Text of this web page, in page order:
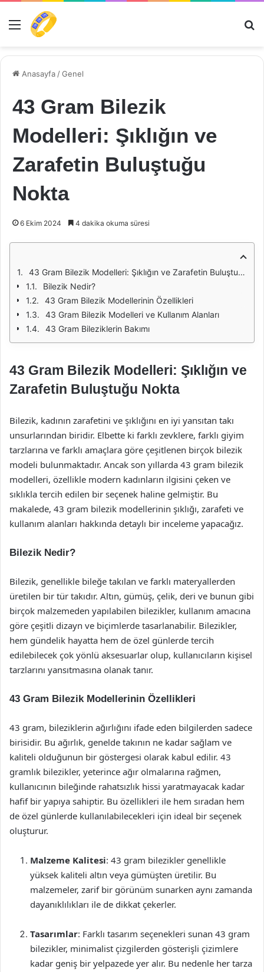
Menü
Anasayfa /Genel
43 Gram Bilezik
Modelleri: Şıklığın ve
Zarafetin Buluştuğu
Nokta
6 Ekim 2024 4 dakika okuma süresi
43 Gram Bilezik Modelleri: Şıklığın ve Zarafetin Buluştuğu Nokta
Bilezik Nedir?
43 Gram Bilezik Modellerinin Özellikleri
43 Gram Bilezik Modelleri ve Kullanım Alanları
43 Gram Bileziklerin Bakımı
43 Gram Bilezik Modelleri: Şıklığın ve
Zarafetin Buluştuğu Nokta
Bilezik, kadının zarafetini ve şıklığını en iyi yansıtan takı
unsurlarından biridir. Elbette ki farklı zevklere, farklı giyim
tarzlarına ve farklı amaçlara göre çeşitlenen birçok bilezik
modeli bulunmaktadır. Ancak son yıllarda 43 gram bilezik
modelleri, özellikle modern kadınların ilgisini çeken ve
sıklıkla tercih edilen bir seçenek haline gelmiştir. Bu
makalede, 43 gram bilezik modellerinin şıklığı, zarafeti ve
kullanım alanları hakkında detaylı bir inceleme yapacağız.
Bilezik Nedir?
Bilezik, genellikle bileğe takılan ve farklı materyallerden
üretilen bir tür takıdır. Altın, gümüş, çelik, deri ve bunun gibi
birçok malzemeden yapılabilen bilezikler, kullanım amacına
göre çeşitli dizayn ve biçimlerde tasarlanabilir. Bilezikler,
hem gündelik hayatta hem de özel günlerde tercih
edilebilecek çok yönlü aksesuarlar olup, kullanıcıların kişisel
tarzlarını yansıtmasına olanak tanır.
43 Gram Bilezik Modellerinin Özellikleri
43 gram, bileziklerin ağırlığını ifade eden bilgilerden sadece
birisidir. Bu ağırlık, genelde takının ne kadar sağlam ve
kaliteli olduğunun bir göstergesi olarak kabul edilir. 43
gramlık bilezikler, yeterince ağır olmalarına rağmen,
kullanıcının bileğinde rahatsızlık hissi yaratmayacak kadar
hafif bir yapıya sahiptir. Bu özellikleri ile hem sıradan hem
de özel günlerde kullanılabilecekleri için ideal bir seçenek
oluşturur.
Malzeme Kalitesi: 43 gram bilezikler genellikle
yüksek kaliteli altın veya gümüşten üretilir. Bu
malzemeler, zarif bir görünüm sunarken aynı zamanda
dayanıklılıkları ile de dikkat çekerler.
Tasarımlar: Farklı tasarım seçenekleri sunan 43 gram
bilezikler, minimalist çizgilerden gösterişli çizimlere
kadar geniş bir yelpazede yer alır. Bu nedenle her tarza